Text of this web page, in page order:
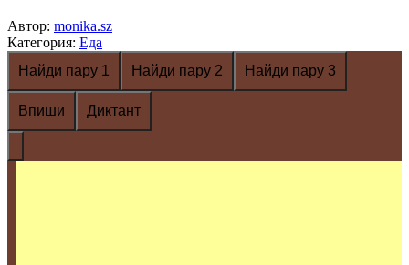
Автор: monika.sz
Категория: Еда
Найди пару 1
Найди пару 2 Найди пару 3
Впиши Диктант